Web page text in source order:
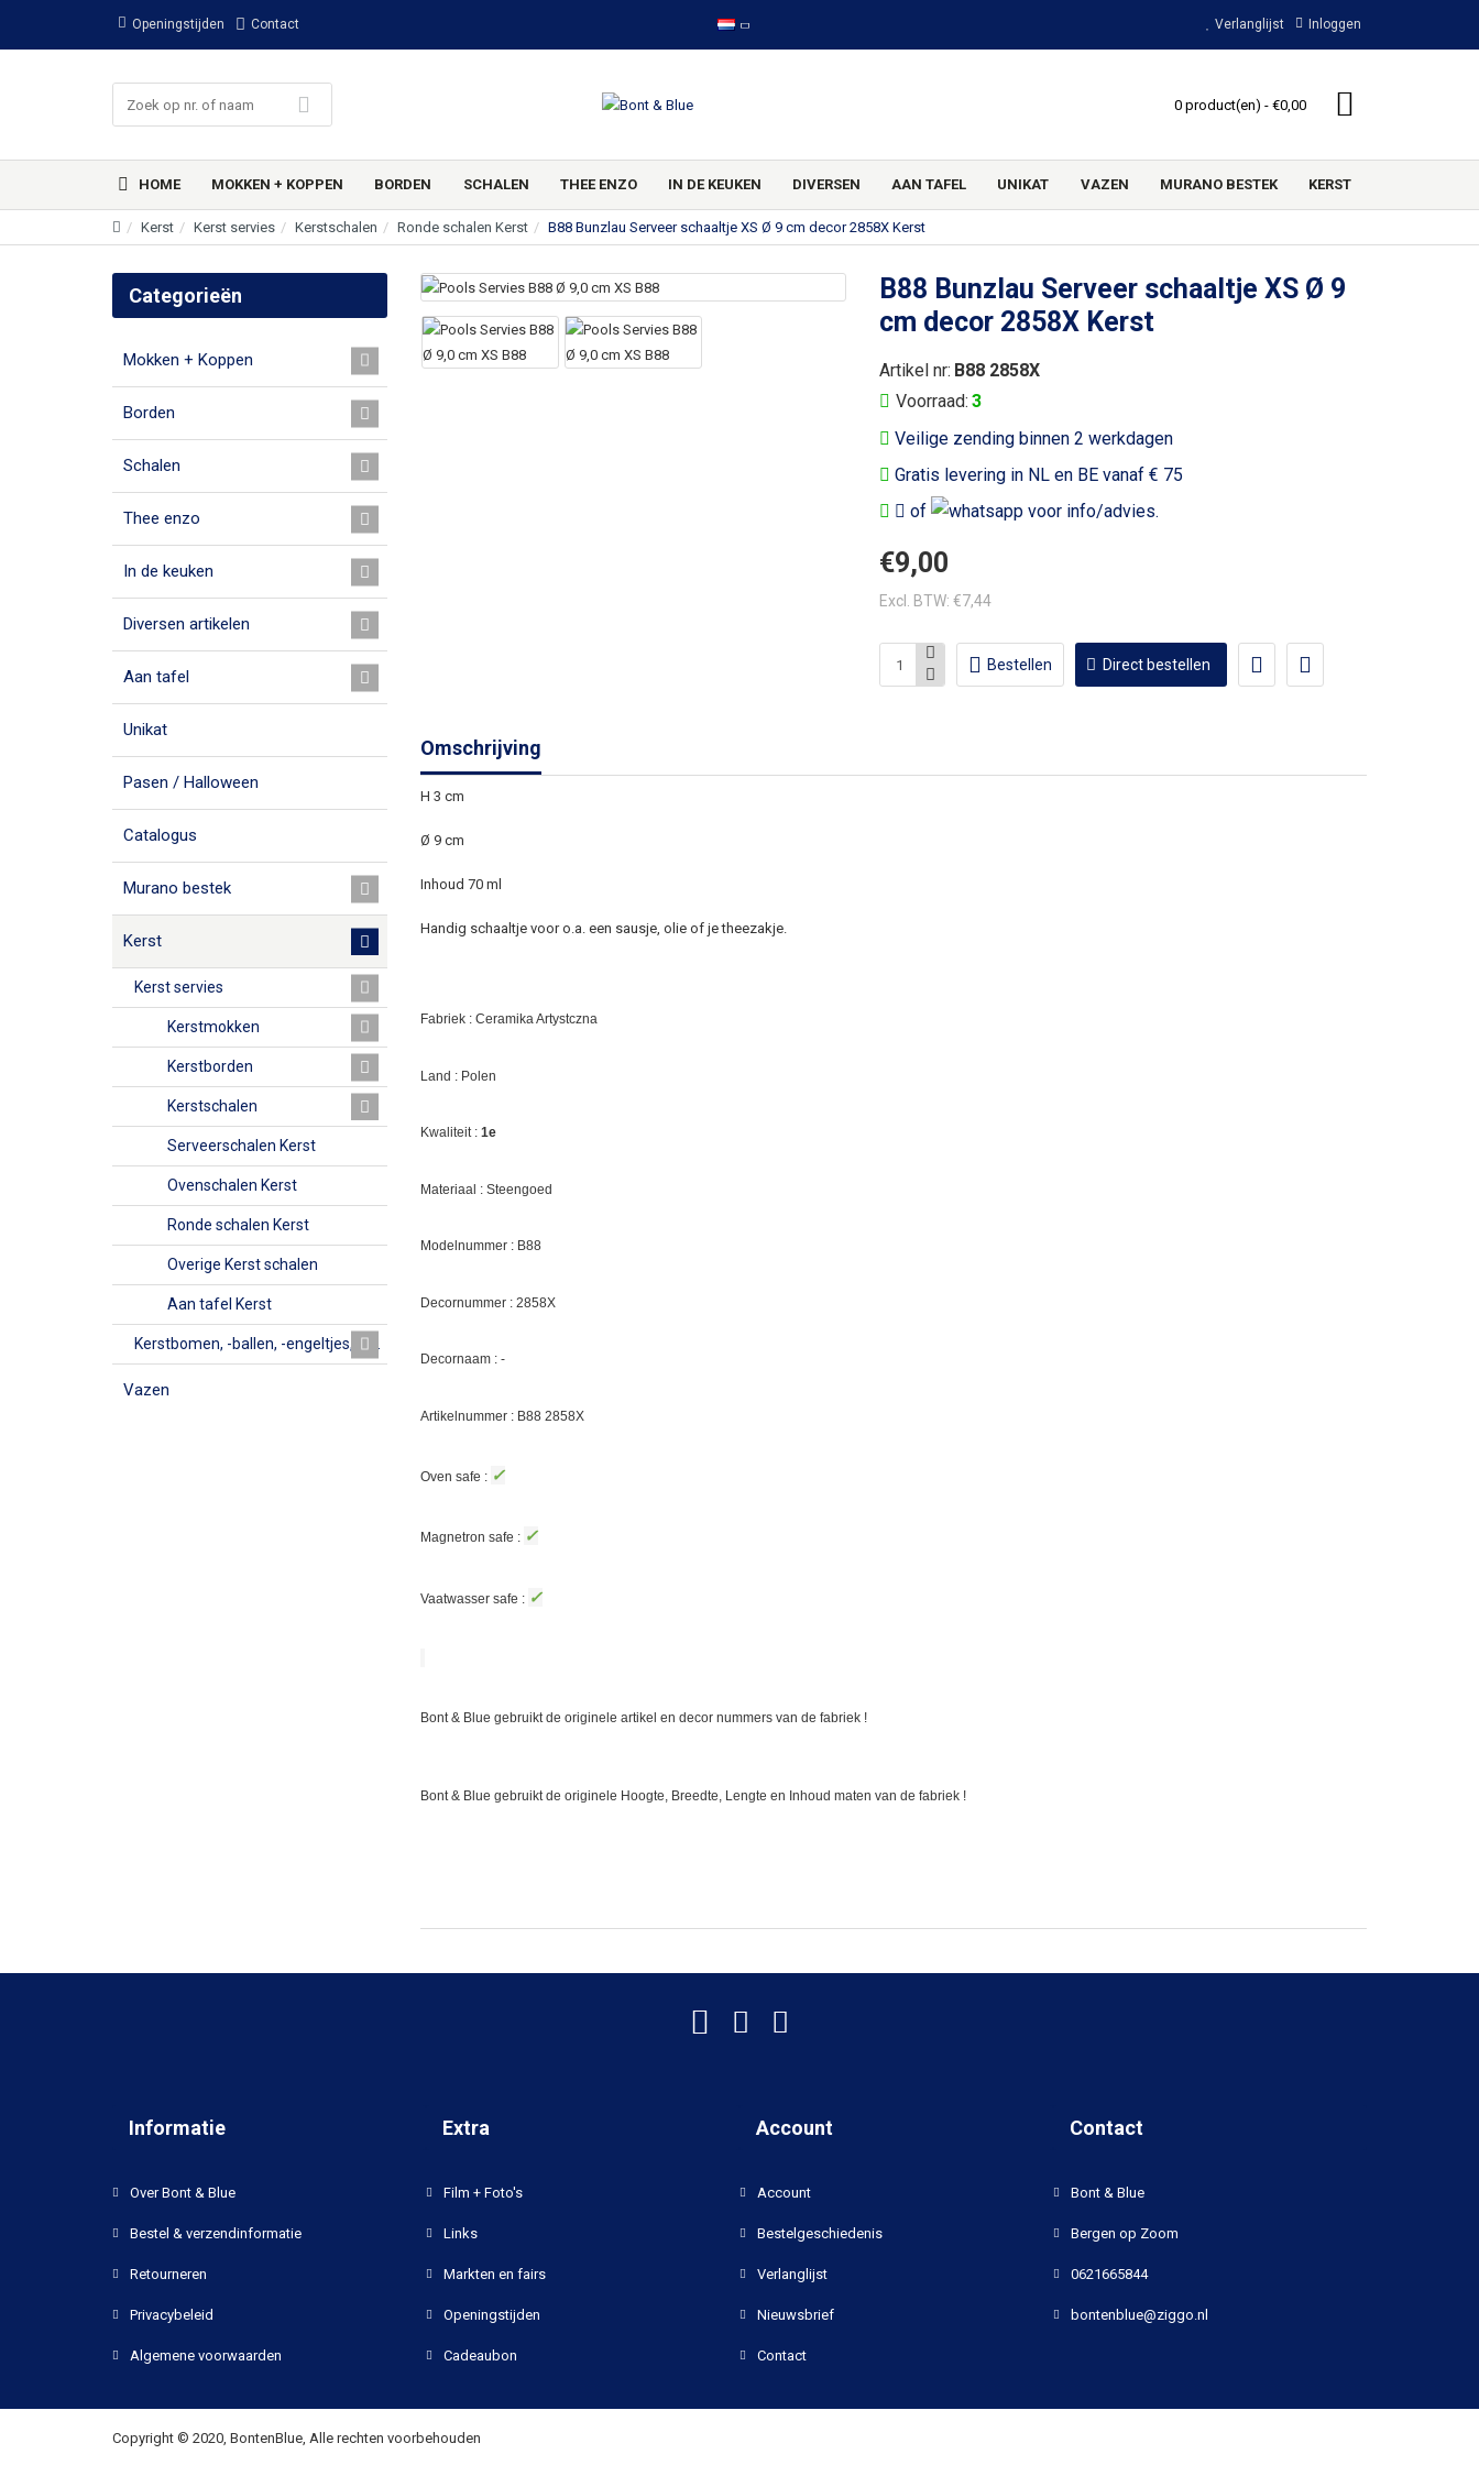
Openingstijden Contact Verlanglijst Inloggen
0 product(en) - €0,00
HOME MOKKEN + KOPPEN BORDEN SCHALEN THEE ENZO IN DE KEUKEN DIVERSEN AAN TAFEL UNIKAT VAZEN MURANO BESTEK KERST
Kerst Kerst servies Kerstschalen Ronde schalen Kerst B88 Bunzlau Serveer schaaltje XS Ø 9 cm decor 2858X Kerst
Categorieën
Mokken + Koppen
Borden
Schalen
Thee enzo
In de keuken
Diversen artikelen
Aan tafel
Unikat
Pasen / Halloween
Catalogus
Murano bestek
Kerst
Kerst servies
Kerstmokken
Kerstborden
Kerstschalen
Serveerschalen Kerst
Ovenschalen Kerst
Ronde schalen Kerst
Overige Kerst schalen
Aan tafel Kerst
Vazen
B88 Bunzlau Serveer schaaltje XS Ø 9
cm decor 2858X Kerst
Veilige zending binnen 2 werkdagen
Gratis levering in NL en BE vanaf € 75
of
voor info/advies.
Voorraad: 3
Artikel nr: B88 2858X
€9,00
Excl. BTW: €7,44
Bestellen Direct bestellen
Omschrijving
H 3 cm
Ø 9 cm
Inhoud 70 ml
Handig schaaltje voor o.a. een sausje, olie of je theezakje.
Fabriek : Ceramika Artystczna
Land : Polen
Kwaliteit : 1e
Materiaal : Steengoed
Modelnummer : B88
Decornummer : 2858X
Decornaam : -
Artikelnummer : B88 2858X
Oven safe : ✓
Magnetron safe : ✓
Vaatwasser safe : ✓
Bont & Blue gebruikt de originele artikel en decor nummers van de fabriek !
Bont & Blue gebruikt de originele Hoogte, Breedte, Lengte en Inhoud maten van de fabriek !
Informatie
Over Bont & Blue
Bestel & verzendinformatie
Retourneren
Privacybeleid
Algemene voorwaarden
Extra
Film + Foto's
Links
Markten en fairs
Openingstijden
Cadeaubon
Account
Account
Bestelgeschiedenis
Verlanglijst
Nieuwsbrief
Contact
Contact
Bont & Blue
Bergen op Zoom
0621665844
bontenblue@ziggo.nl
Copyright © 2020, BontenBlue, Alle rechten voorbehouden